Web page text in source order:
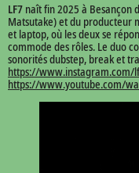
LF7 naît fin 2025 à Besançon
Matsutake) et du producteur
et laptop, où les deux se
commode des rôles. Le duo
sonorités dubstep, break et
https://www.instagram.com/
https://www.youtube.com/